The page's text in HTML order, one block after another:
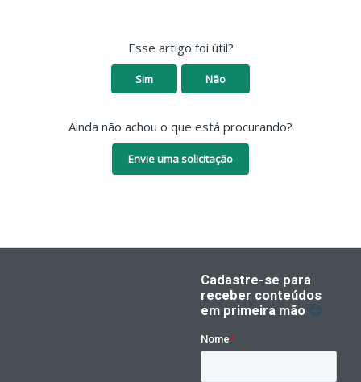
Esse artigo foi útil?
Sim Não
Ainda não achou o que está procurando?
Envie uma solicitação